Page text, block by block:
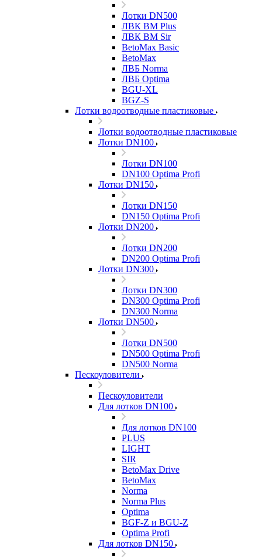
Лотки DN500
ЛВК ВМ Plus
ЛВК ВМ Sir
BetoMax Basic
BetoMax
ЛВБ Norma
ЛВБ Optima
BGU-XL
BGZ-S
Лотки водоотводные пластиковые
Лотки водоотводные пластиковые
Лотки DN100
Лотки DN100
DN100 Optima Profi
Лотки DN150
Лотки DN150
DN150 Optima Profi
Лотки DN200
Лотки DN200
DN200 Optima Profi
Лотки DN300
Лотки DN300
DN300 Optima Profi
DN300 Norma
Лотки DN500
Лотки DN500
DN500 Optima Profi
DN500 Norma
Пескоуловители
Пескоуловители
Для лотков DN100
Для лотков DN100
PLUS
LIGHT
SIR
BetoMax Drive
BetoMax
Norma
Norma Plus
Optima
BGF-Z и BGU-Z
Optima Profi
Для лотков DN150